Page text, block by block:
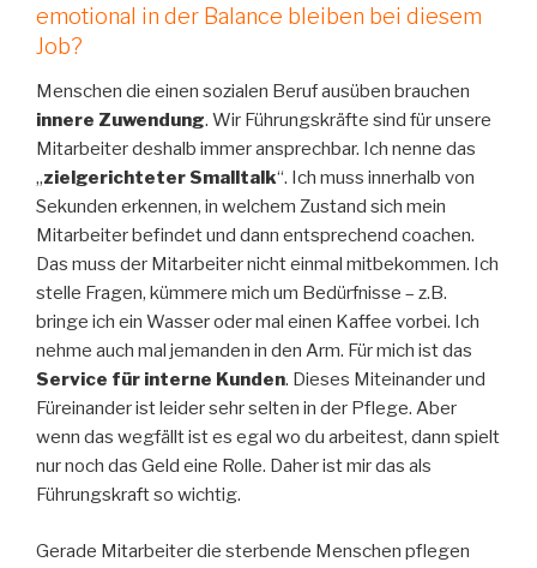
emotional in der Balance bleiben bei diesem
Job?
Menschen die einen sozialen Beruf ausüben brauchen
innere Zuwendung. Wir Führungskräfte sind für unsere
Mitarbeiter deshalb immer ansprechbar. Ich nenne das
„zielgerichteter Smalltalk“. Ich muss innerhalb von
Sekunden erkennen, in welchem Zustand sich mein
Mitarbeiter befindet und dann entsprechend coachen.
Das muss der Mitarbeiter nicht einmal mitbekommen. Ich
stelle Fragen, kümmere mich um Bedürfnisse – z.B.
bringe ich ein Wasser oder mal einen Kaffee vorbei. Ich
nehme auch mal jemanden in den Arm. Für mich ist das
Service für interne Kunden. Dieses Miteinander und
Füreinander ist leider sehr selten in der Pflege. Aber
wenn das wegfällt ist es egal wo du arbeitest, dann spielt
nur noch das Geld eine Rolle. Daher ist mir das als
Führungskraft so wichtig.
Gerade Mitarbeiter die sterbende Menschen pflegen